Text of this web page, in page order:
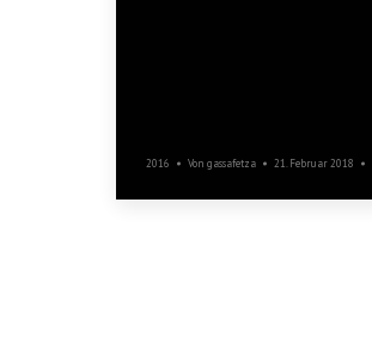
2016 Von gassafetza 21. Februar 2018